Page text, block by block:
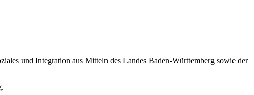
und Integration aus Mitteln des Landes Baden-Württemberg sowie der